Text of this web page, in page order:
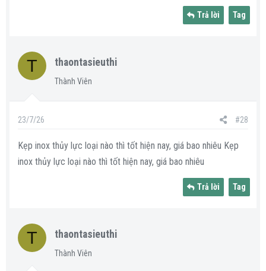
Trả lời Tag
T thaontasieuthi
Thành Viên
23/7/26 #28
Kẹp inox thủy lực loại nào thì tốt hiện nay, giá bao nhiêu Kẹp
inox thủy lực loại nào thì tốt hiện nay, giá bao nhiêu
Trả lời Tag
T thaontasieuthi
Thành Viên